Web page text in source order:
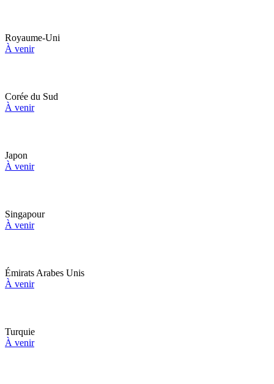
Royaume-Uni
À venir
Corée du Sud
À venir
Japon
À venir
Singapour
À venir
Émirats Arabes Unis
À venir
Turquie
À venir